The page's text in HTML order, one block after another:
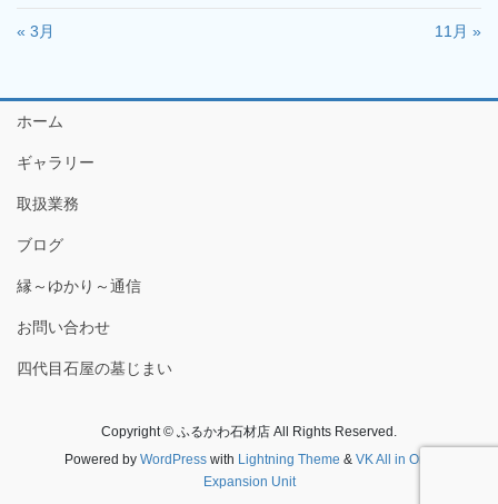
« 3月 11月 »
ホーム
ギャラリー
取扱業務
ブログ
縁～ゆかり～通信
お問い合わせ
四代目石屋の墓じまい
Copyright © ふるかわ石材店 All Rights Reserved.
Powered by WordPresswith Lightning Theme & VK All in One
Expansion Unit